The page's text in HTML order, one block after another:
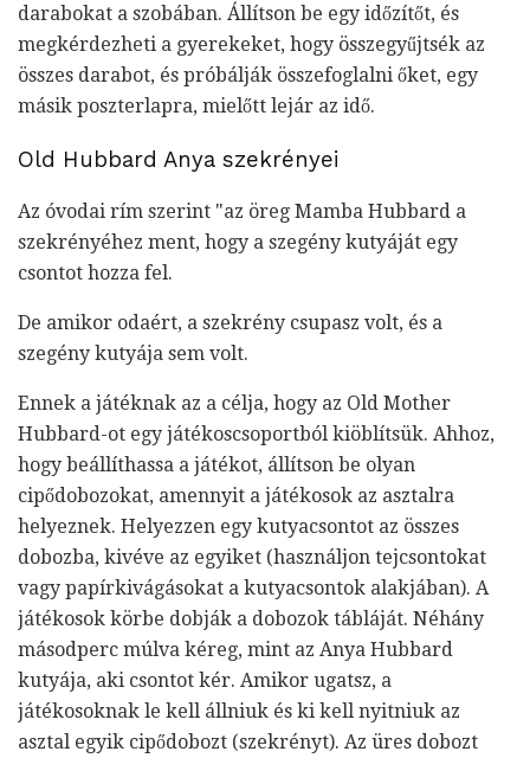
darabokat a szobában. Állítson be egy időzítőt, és
megkérdezheti a gyerekeket, hogy összegyűjtsék az
összes darabot, és próbálják összefoglalni őket, egy
másik poszterlapra, mielőtt lejár az idő.
Old Hubbard Anya szekrényei
Az óvodai rím szerint "az öreg Mamba Hubbard a
szekrényéhez ment, hogy a szegény kutyáját egy
csontot hozza fel.
De amikor odaért, a szekrény csupasz volt, és a
szegény kutyája sem volt.
Ennek a játéknak az a célja, hogy az Old Mother
Hubbard-ot egy játékoscsoportból kiöblítsük. Ahhoz,
hogy beállíthassa a játékot, állítson be olyan
cipődobozokat, amennyit a játékosok az asztalra
helyeznek. Helyezzen egy kutyacsontot az összes
dobozba, kivéve az egyiket (használjon tejcsontokat
vagy papírkivágásokat a kutyacsontok alakjában). A
játékosok körbe dobják a dobozok tábláját. Néhány
másodperc múlva kéreg, mint az Anya Hubbard
kutyája, aki csontot kér. Amikor ugatsz, a
játékosoknak le kell állniuk és ki kell nyitniuk az
asztal egyik cipődobozt (szekrényt). Az üres dobozt